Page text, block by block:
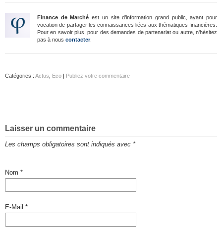
Finance de Marché est un site d’information grand public, ayant pour
vocation de partager les connaissances liées aux thématiques financières.
Pour en savoir plus, pour des demandes de partenariat ou autre, n'hésitez
pas à nous contacter.
Catégories : Actus Eco | Publiez votre commentaire
Laisser un commentaire
Les champs obligatoires sont indiqués avec *
Nom *
E-Mail *